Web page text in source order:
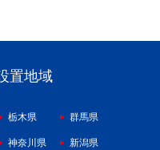
置地域
栃木県 群馬県
神奈川県 新潟県